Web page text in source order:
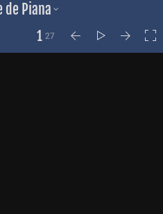
de Piana
1 27